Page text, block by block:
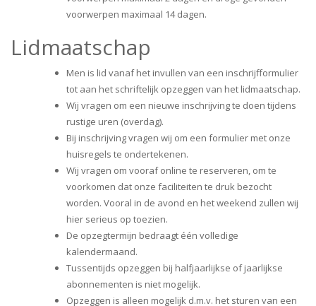
voorwerpen maximaal 14 dagen.
Lidmaatschap
Men is lid vanaf het invullen van een inschrijfformulier
tot aan het schriftelijk opzeggen van het lidmaatschap.
Wij vragen om een nieuwe inschrijving te doen tijdens
rustige uren (overdag).
Bij inschrijving vragen wij om een formulier met onze
huisregels te ondertekenen.
Wij vragen om vooraf online te reserveren, om te
voorkomen dat onze faciliteiten te druk bezocht
worden. Vooral in de avond en het weekend zullen wij
hier serieus op toezien.
De opzegtermijn bedraagt één volledige
kalendermaand.
Tussentijds opzeggen bij halfjaarlijkse of jaarlijkse
abonnementen is niet mogelijk.
Opzeggen is alleen mogelijk d.m.v. het sturen van een